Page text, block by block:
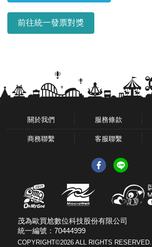
前往統一發票對獎
關於我們 服務條款
商務聯繫 客服聯繫
茂為歐買尬數位科技股份有限公司
統一編號：70444999
COPYRIGHT©2026ALL RIGHTS RESERVED.